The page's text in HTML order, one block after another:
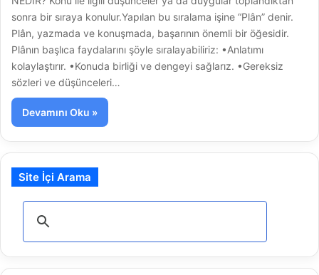
sonra bir sıraya konulur.Yapılan bu sıralama işine “Plân” denir.
Plân, yazmada ve konuşmada, başarının önemli bir öğesidir.
Plânın başlıca faydalarını şöyle sıralayabiliriz: •Anlatımı
kolaylaştırır. •Konuda birliği ve dengeyi sağlarız. •Gereksiz
sözleri ve düşünceleri…
Devamını Oku »
Site İçi Arama